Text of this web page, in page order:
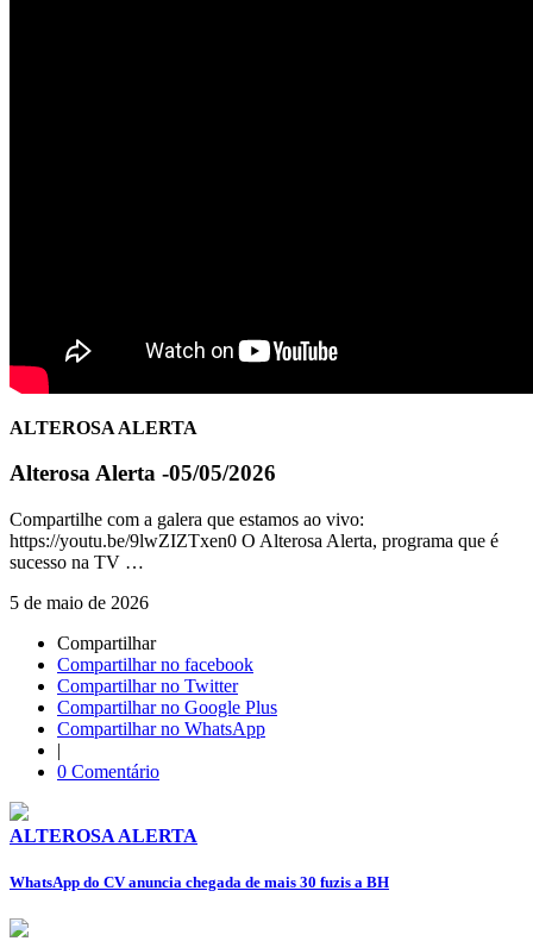
ALTEROSA ALERTA
Alterosa Alerta -05/05/2026
Compartilhe com a galera que estamos ao vivo:
https://youtu.be/9lwZIZTxen0 O Alterosa Alerta, programa que é
sucesso na TV …
5 de maio de 2026
Compartilhar
Compartilhar no facebook
Compartilhar no Twitter
Compartilhar no Google Plus
Compartilhar no WhatsApp
|
0 Comentário
ALTEROSA ALERTA
WhatsApp do CV anuncia chegada de mais 30 fuzis a BH